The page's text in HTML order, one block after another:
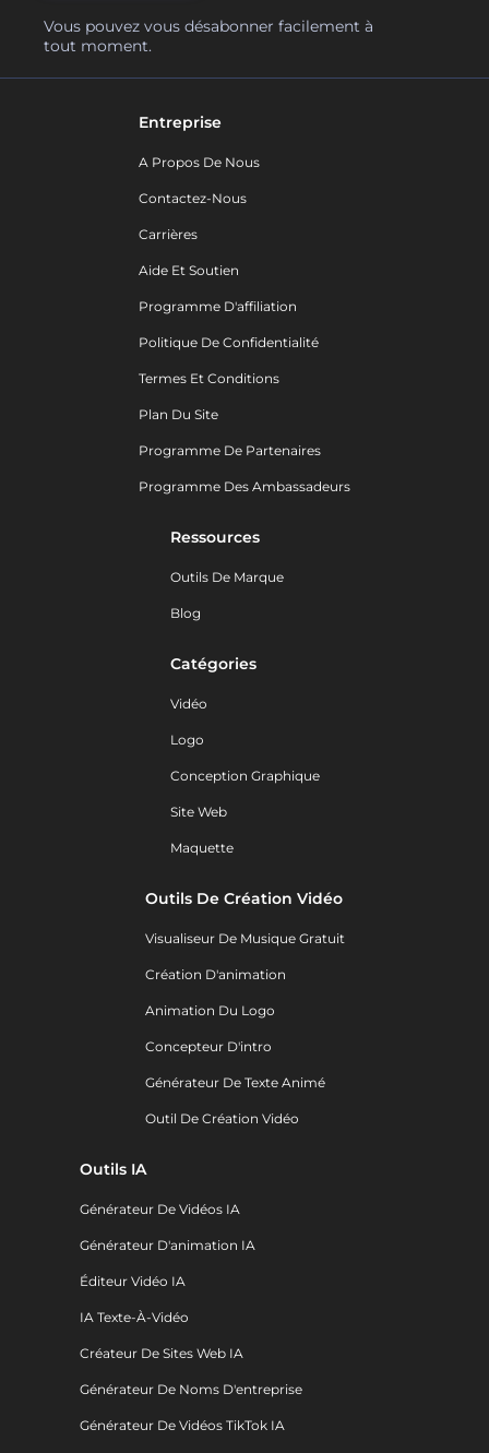
Vous pouvez vous désabonner facilement à
tout moment.
Entreprise
A Propos De Nous
Contactez-Nous
Carrières
Aide Et Soutien
Programme D'affiliation
Politique De Confidentialité
Termes Et Conditions
Plan Du Site
Programme De Partenaires
Programme Des Ambassadeurs
Ressources
Outils De Marque
Blog
Catégories
Vidéo
Logo
Conception Graphique
Site Web
Maquette
Outils De Création Vidéo
Visualiseur De Musique Gratuit
Création D'animation
Animation Du Logo
Concepteur D'intro
Générateur De Texte Animé
Outil De Création Vidéo
Outils IA
Générateur De Vidéos IA
Générateur D'animation IA
Éditeur Vidéo IA
IA Texte-À-Vidéo
Créateur De Sites Web IA
Générateur De Noms D'entreprise
Générateur De Vidéos TikTok IA